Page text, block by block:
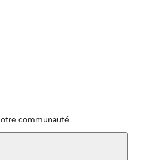
communauté.